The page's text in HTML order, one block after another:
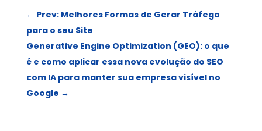
← Prev: Melhores Formas de Gerar Tráfego
para o seu Site
Generative Engine Optimization (GEO): o que
é e como aplicar essa nova evolução do SEO
com IA para manter sua empresa visível no
Google →